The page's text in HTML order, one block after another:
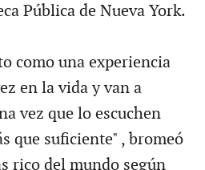
Pública de Nueva York.
como una experiencia
en la vida y van a
vez que lo escuchen
que suficiente" , bromeó
rico del mundo según